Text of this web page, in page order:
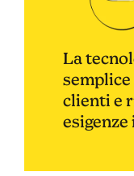
La
clienti e
esigenze